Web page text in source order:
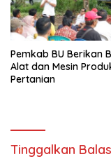
Pemkab BU Berikan
Alat dan Mesin
Pertanian
Tinggalkan